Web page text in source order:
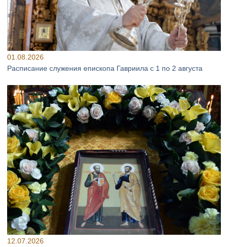
01.08.2026
Расписание служения епископа Гавриила с 1 по 2 августа
12.07.2026